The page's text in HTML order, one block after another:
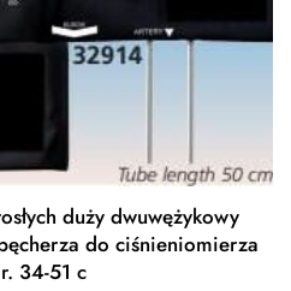
duży dwuwężykowy
do ciśnieniomierza
34-51 c